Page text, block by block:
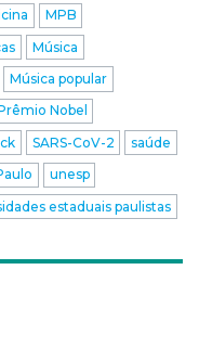
MPB
Música
Música popular
Nobel
SARS-CoV-2
saúde
unesp
estaduais paulistas